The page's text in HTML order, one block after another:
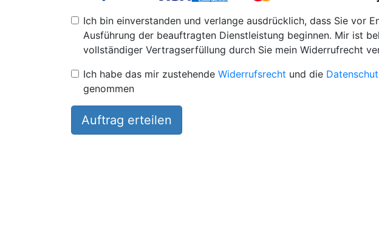
Ich bin einverstanden und verlange ausdrücklich, dass Sie vor
Ausführung der beauftragten Dienstleistung beginnen. Mir ist
vollständiger Vertragserfüllung durch Sie mein Widerrufrecht
Ich habe das mir zustehende Widerrufsrecht und die
genommen
Auftrag erteilen